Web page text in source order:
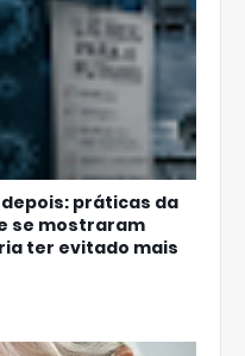
práticas da
se mostraram
ter evitado mais